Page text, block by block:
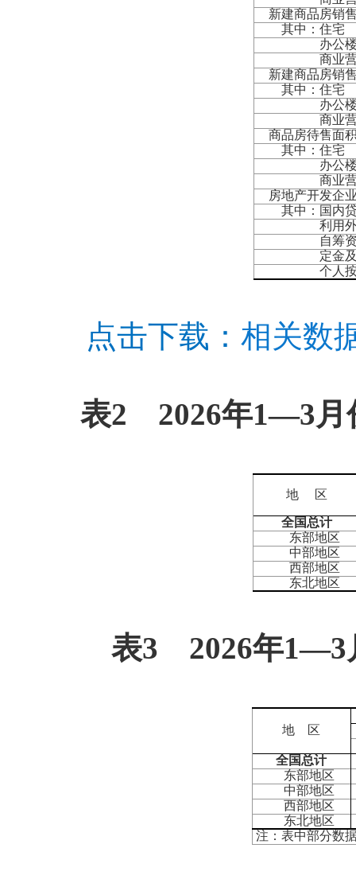
新建商品房销
其中：住宅
办公
商业营
新建商品房销
其中：住宅
办公
商业营
商品房待售面
其中：住宅
办公
商业营
房地产开发企
其中：国内
利用外
自筹资
定金及
个人按
点击下载： 相关数
表2 2026年1—3
地 区
全国总计
东部地区
中部地区
西部地区
东北地区
表3 2026年1—3
地 区
全国总计
东部地区
中部地区
西部地区
东北地区
注：表中部分数